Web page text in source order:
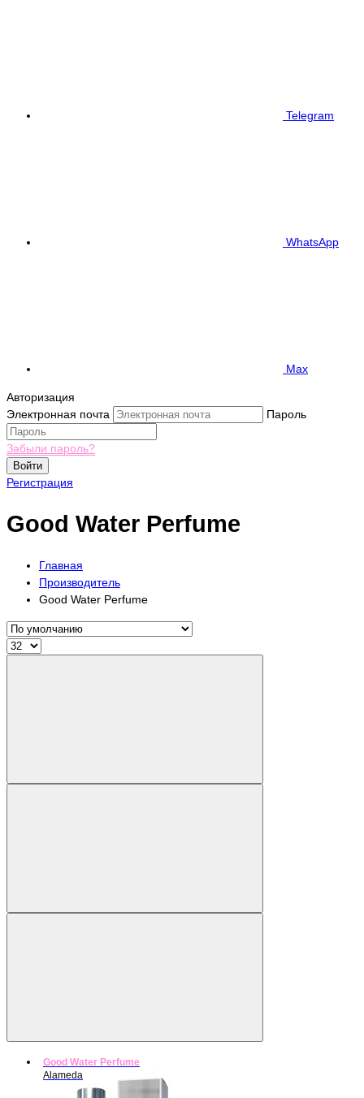
Telegram
WhatsApp
Max
Авторизация
Электронная почта
Пароль
Забыли пароль?
Войти
Регистрация
Good Water Perfume
Главная
Производитель
Good Water Perfume
Good Water Perfume
Alameda